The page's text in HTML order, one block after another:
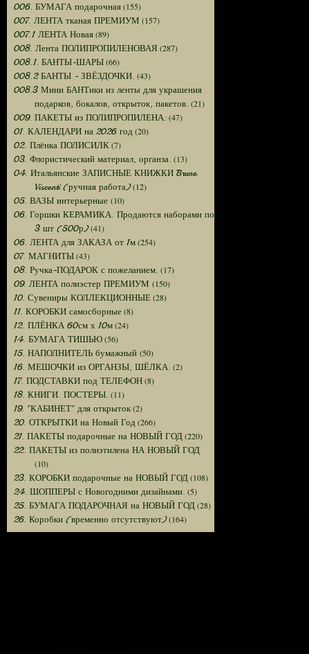
006. БУМАГА подарочная(155)
007. ЛЕНТА тканая ПРЕМИУМ (157)
007.1 ЛЕНТА Новая(89)
008. Лента ПОЛИПРОПИЛЕНОВАЯ (287)
008.1. БАНТЫ-ШАРЫ(66)
008.2 БАНТЫ - ЗВЁЗДОЧКИ. (43)
008.3 Мини БАНТики из ленты для украшения
подарков, бокалов, открыток, пакетов. (21)
009. ПАКЕТЫ из ПОЛИПРОПИЛЕНА:(47)
01. КАЛЕНДАРИ на 2026 год (20)
02. Плёнка ПОЛИСИЛК(7)
03. Флористический материал, органза. (13)
04. Итальянские ЗАПИСНЫЕ КНИЖКИ Bruno
Visconti (ручная работа)(12)
05. ВАЗЫ интерьерные (10)
06. Горшки КЕРАМИКА. Продаются наборами по
3 шт (500р)(41)
06. ЛЕНТА для ЗАКАЗА от 1м(254)
07. МАГНИТЫ(43)
08. Ручка-ПОДАРОК с пожеланием. (17)
09. ЛЕНТА полиэстер ПРЕМИУМ (150)
10. Сувениры КОЛЛЕКЦИОННЫЕ(28)
11. КОРОБКИ самосборные(8)
12. ПЛЁНКА 60см х 10м(24)
14. БУМАГА ТИШЬЮ(56)
15. НАПОЛНИТЕЛЬ бумажный (50)
16. МЕШОЧКИ из ОРГАНЗЫ, ШЁЛКА. (2)
17. ПОДСТАВКИ под ТЕЛЕФОН(8)
18. КНИГИ. ПОСТЕРЫ. (11)
19. "КАБИНЕТ" для открыток(2)
20. ОТКРЫТКИ на Новый Год (266)
21. ПАКЕТЫ подарочные на НОВЫЙ ГОД(220)
22. ПАКЕТЫ из полиэтилена НА НОВЫЙ ГОД
(10)
23. КОРОБКИ подарочные на НОВЫЙ ГОД(108)
24. ШОППЕРЫ с Новогодними дизайнами. (5)
25. БУМАГА ПОДАРОЧНАЯ на НОВЫЙ ГОД(28)
26. Коробки (временно отсутствуют)(164)